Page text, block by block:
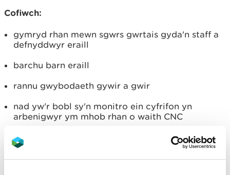
Cofiwch:
gymryd rhan mewn sgwrs gwrtais gyda'n staff a
defnyddwyr eraill
barchu barn eraill
rannu gwybodaeth gywir a gwir
nad yw'r bobl sy'n monitro ein cyfrifon yn
arbenigwyr ym mhob rhan o waith CNC
Peidiwch:
postio sylwadau sy’n cam-drin neu sy’n